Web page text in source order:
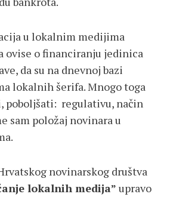
u lokalnim medijima
ovise o financiranju jedinica
da su na dnevnoj bazi
lokalnih šerifa. Mnogo toga
poboljšati: regulativu, način
sam položaj novinara u
novinarskog društva
lokalnih medija” upravo